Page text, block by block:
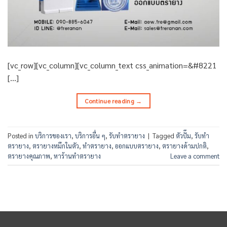
[vc_row][vc_column][vc_column_text css_animation=&#8221
[…]
Continue reading →
Posted in บริการของเรา, บริการอื่น ๆ, รับทำตรายาง | Tagged ตัวปั๊ม, รับทำ
ตรายาง, ตรายางหมึกในตัว, ทำตรายาง, ออกแบบตรายาง, ตรายางด้ามปกติ,
ตรายางคุณภาพ, หาร้านทำตรายาง Leave a comment